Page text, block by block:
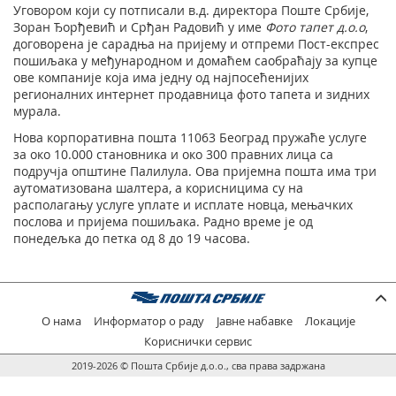
Уговором који су потписали в.д. директора Поште Србије,
Зоран Ђорђевић и Срђан Радовић у име Фото тапет д.о.о,
договорена је сарадња на пријему и отпреми Пост-експрес
пошиљака у међународном и домаћем саобраћају за купце
ове компаније која има једну од најпосећенијих
регионалних интернет продавница фото тапета и зидних
мурала.
Нова корпоративна пошта 11063 Београд пружаће услуге
за око 10.000 становника и око 300 правних лица са
подручја општине Палилула. Ова пријемна пошта има три
аутоматизована шалтера, а корисницима су на
располагању услуге уплате и исплате новца, мењачких
послова и пријема пошиљака. Радно време је од
понедељка до петка од 8 до 19 часова.
О нама Информатор о раду Јавне набавке
Локације
Кориснички сервис
2019-2026 © Пошта Србије д.о.о., сва права задржана